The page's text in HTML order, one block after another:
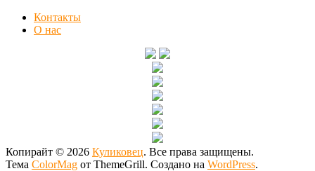
Контакты
О нас
Копирайт © 2026 Куликовец. Все права защищены.
Тема ColorMag от ThemeGrill. Создано на WordPress.